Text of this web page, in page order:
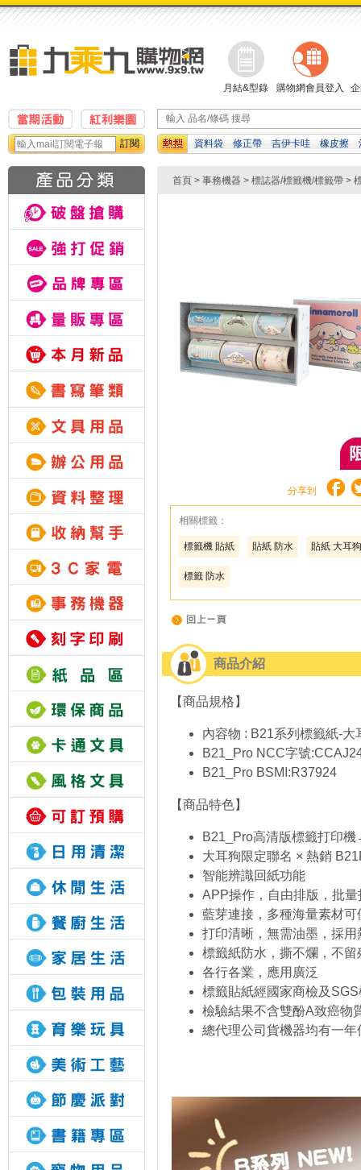
月結&型錄 購物網會員登入
訂閱 資料袋 修正帶 吉伊卡哇 橡皮擦
首頁 > 事務機器 > 標誌器/標籤機/標籤帶 >
分享到
相關標籤：
標籤機 貼紙 貼紙 防水 貼紙 大耳狗
標籤 防水
商品介紹
【商品規格】
內容物 : B21系列標籤紙-大
B21_Pro NCC字號
B21_Pro BSMI:R37924
【商品特色】
B21_Pro高清版標籤打印
大耳狗限定聯名 × 熱銷
智能辨識回紙功能
APP操作，自由排版，批量
藍芽連接，多種海量素材可
打印清晰，無需油墨，採用
標籤紙防水，撕不爛，不留
各行各業，應用廣泛
標籤貼紙經國家商檢及
檢驗結果不含雙酚A致癌物
總代理公司貨機器均有一年